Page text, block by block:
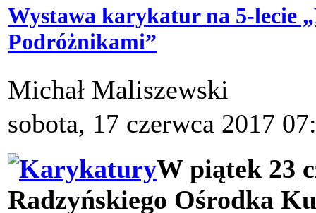
Wystawa karykatur na 5-lecie
Podróżnikami”
Michał Maliszewski
sobota, 17 czerwca 2017
W piątek 23
Radzyńskiego Ośrodka